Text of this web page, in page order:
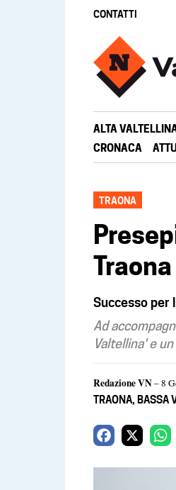
CONTATTI
ALTA
CRONACA
TRAONA
Traona
Successo per
Ad
Valtellina' e
Redazione VN– 8
TRAONA, BASSA